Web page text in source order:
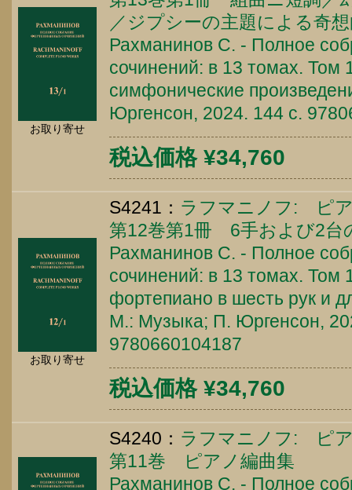
お取り寄せ
／ジプシーの主題による奇
Рахманинов С. - Полное
сочинений: в 13 томах. Том
симфонические
Юргенсон, 2024. 144 c.
税込価格 ¥34,760
お取り寄せ
S4241： ラフマニノフ: ピ
第12巻第1冊 6手および2台
Рахманинов С. - Полное
сочинений: в 13 томах. Том
фортепиано в шесть рук и
М.: Музыка; П. Юргенсон,
9780660104187
税込価格 ¥34,760
S4240： ラフマニノフ: ピ
第11巻 ピアノ編曲集
Рахманинов С. - Полное